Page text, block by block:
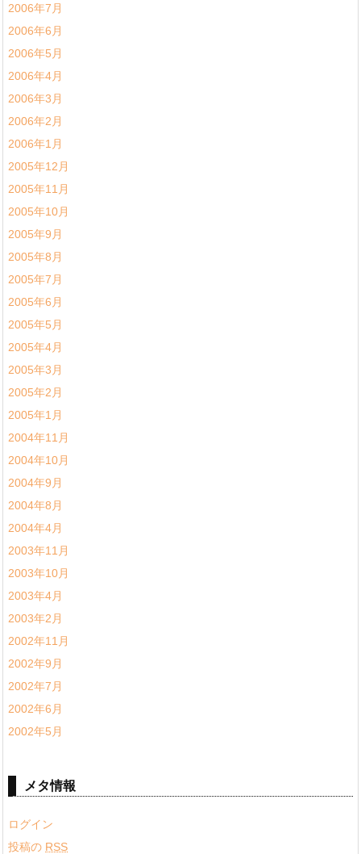
2006年7月
2006年6月
2006年5月
2006年4月
2006年3月
2006年2月
2006年1月
2005年12月
2005年11月
2005年10月
2005年9月
2005年8月
2005年7月
2005年6月
2005年5月
2005年4月
2005年3月
2005年2月
2005年1月
2004年11月
2004年10月
2004年9月
2004年8月
2004年4月
2003年11月
2003年10月
2003年4月
2003年2月
2002年11月
2002年9月
2002年7月
2002年6月
2002年5月
メタ情報
ログイン
投稿の RSS